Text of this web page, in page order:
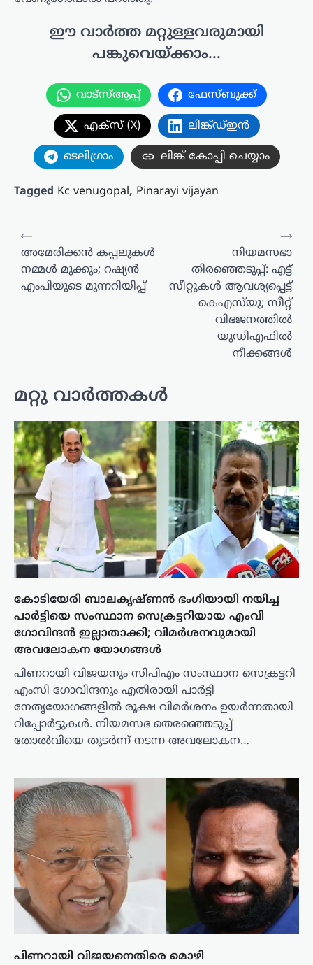
ഈ വാർത്ത മറ്റുള്ളവരുമായി
പങ്കുവെയ്ക്കാം...
വാട്സ്ആപ്പ് ഫേസ്ബുക്ക്
എക്സ് (X) ലിങ്ക്ഡ്ഇൻ
ടെലിഗ്രാം ലിങ്ക് കോപ്പി ചെയ്യാം
Tagged Kc venugopal, Pinarayi vijayan
പോസ്റ്റുകളിലൂടെ
⟵
അമേരിക്കന്‍ കപ്പലുകള്‍
നമ്മള്‍ മുക്കും; റഷ്യന്‍
എംപിയുടെ മുന്നറിയിപ്പ്
നിയമസഭാ
തിരഞ്ഞെടുപ്പ്: എട്ട്
സീറ്റുകള്‍ ആവശ്യപ്പെട്ട്
കെഎസ്‌യു; സീറ്റ്
വിഭജനത്തില്‍
യു‍ഡിഎഫില്‍
നീക്കങ്ങള്‍
⟶
മറ്റു വാർത്തകൾ
കോടിയേരി ബാലകൃഷ്ണന്‍ ഭംഗിയായി നയിച്ച
പാര്‍ട്ടിയെ സംസ്ഥാന സെക്രട്ടറിയായ എംവി
ഗോവിന്ദന്‍ ഇല്ലാതാക്കി; വിമർശനവുമായി
അവലോകന യോഗങ്ങൾ
പിണറായി വിജയനും സിപിഎം സംസ്ഥാന സെക്രട്ടറി
എംസി ഗോവിന്ദനും എതിരായി പാർട്ടി
നേതൃയോഗങ്ങളിൽ രൂക്ഷ വിമർശനം ഉയർന്നതായി
റിപ്പോർട്ടുകൾ. നിയമസഭ തെരഞ്ഞെടുപ്പ്
തോൽവിയെ തുടർന്ന് നടന്ന അവലോകന…
പിണറായി വിജയനെതിരെ മൊഴി